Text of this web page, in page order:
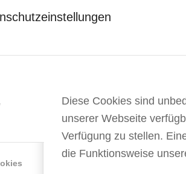
Diese Cookies sind
unserer Webseite
Verfügung zu stellen.
die Funktionsweise
:
adipiscing elit.
Aenean massa. Cum
dis parturient montes,
eu, pretium
enim.
vel, aliquet nec,